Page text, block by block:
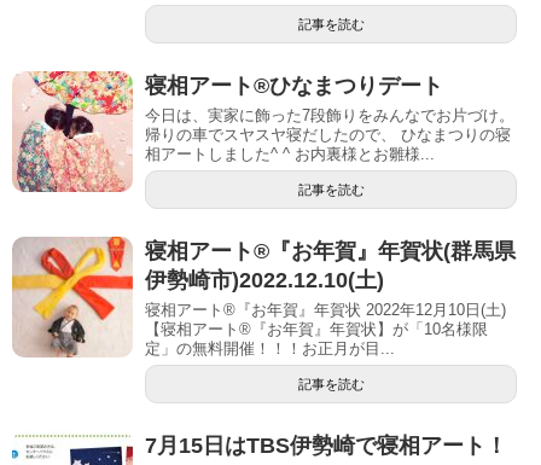
記事を読む
寝相アート®︎ひなまつりデート
今日は、実家に飾った7段飾りをみんなでお片づけ。
帰りの車でスヤスヤ寝だしたので、 ひなまつりの寝
相アートしました^ ^ お内裏様とお雛様...
記事を読む
寝相アート®︎『お年賀』年賀状(群馬県
伊勢崎市)2022.12.10(土)
寝相アート®『お年賀』年賀状 2022年12月10日(土)
【寝相アート®︎『お年賀』年賀状】が「10名様限
定」の無料開催！！！お正月が目...
記事を読む
7月15日はTBS伊勢崎で寝相アート！